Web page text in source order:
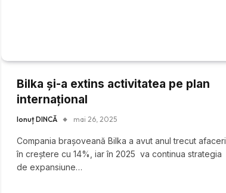
Bilka și-a extins activitatea pe plan
internațional
Ionuț DINCĂ mai 26, 2025
Compania brașoveană Bilka a avut anul trecut afaceri
în creștere cu 14%, iar în 2025 va continua strategia
de expansiune…